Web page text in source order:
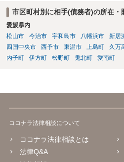
す。
市区町村別に相手(債務者)の所在・
愛媛県内
松山市
今治市 宇和島市 八幡浜市 新居
四国中央市
西予市 東温市 上島町 久万
内子町
伊方町 松野町 鬼北町 愛南町
ココナラ法律相談について
ココナラ法律相談とは
法律Q&A